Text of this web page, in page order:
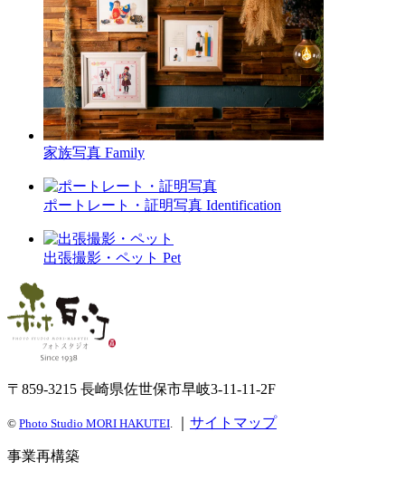
家族写真 Family
ポートレート・証明写真 Identification
出張撮影・ペット Pet
〒859-3215 長崎県佐世保市早岐3-11-11-2F
© Photo Studio MORI HAKUTEI サイトマップ
事業再構築